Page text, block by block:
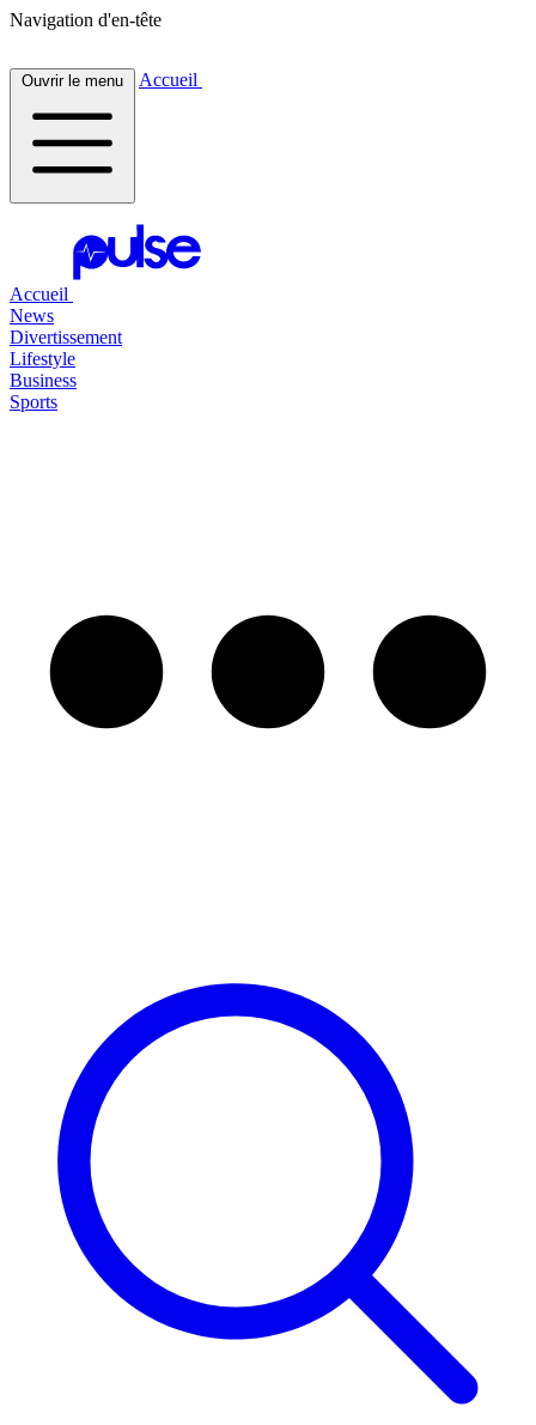
Navigation d'en-tête
Ouvrir le menu Accueil
Accueil
News
Divertissement
Lifestyle
Business
Sports